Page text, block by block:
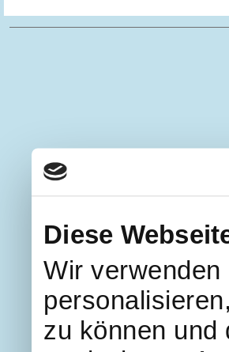
Diese
Wir
zu können und